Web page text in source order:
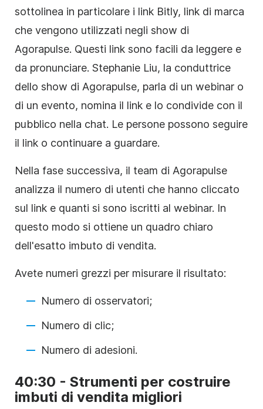
sottolinea in particolare i link Bitly, link di marca
che vengono utilizzati negli show di
Agorapulse. Questi link sono facili da leggere e
da pronunciare. Stephanie Liu, la conduttrice
dello show di Agorapulse, parla di un webinar o
di un evento, nomina il link e lo condivide con il
pubblico nella chat. Le persone possono seguire
il link o continuare a guardare.
Nella fase successiva, il team di Agorapulse
analizza il numero di utenti che hanno cliccato
sul link e quanti si sono iscritti al webinar. In
questo modo si ottiene un quadro chiaro
dell'esatto imbuto di vendita.
Avete numeri grezzi per misurare il risultato:
Numero di osservatori;
Numero di clic;
Numero di adesioni.
40:30 - Strumenti per costruire
imbuti di vendita migliori